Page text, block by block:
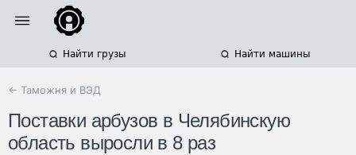
Найти грузы Найти машины
← Таможня и ВЭД
Поставки арбузов в Челябинскую
область выросли в 8 раз